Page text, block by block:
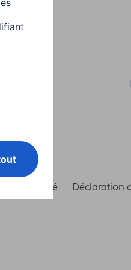
conformité Déclaration